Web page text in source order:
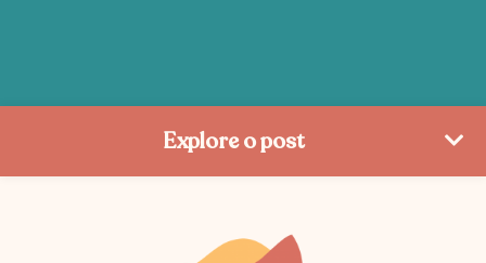
Explore o post